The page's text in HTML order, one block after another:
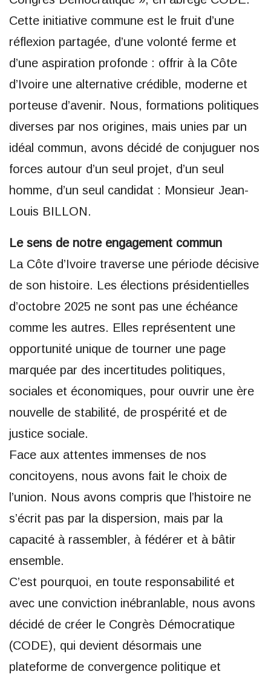
Cette initiative commune est le fruit d’une
réflexion partagée, d’une volonté ferme et
d’une aspiration profonde : offrir à la Côte
d’Ivoire une alternative crédible, moderne et
porteuse d’avenir. Nous, formations politiques
diverses par nos origines, mais unies par un
idéal commun, avons décidé de conjuguer nos
forces autour d’un seul projet, d’un seul
homme, d’un seul candidat : Monsieur Jean-
Louis BILLON.
Le sens de notre engagement commun
La Côte d’Ivoire traverse une période décisive
de son histoire. Les élections présidentielles
d’octobre 2025 ne sont pas une échéance
comme les autres. Elles représentent une
opportunité unique de tourner une page
marquée par des incertitudes politiques,
sociales et économiques, pour ouvrir une ère
nouvelle de stabilité, de prospérité et de
justice sociale.
Face aux attentes immenses de nos
concitoyens, nous avons fait le choix de
l’union. Nous avons compris que l’histoire ne
s’écrit pas par la dispersion, mais par la
capacité à rassembler, à fédérer et à bâtir
ensemble.
C’est pourquoi, en toute responsabilité et
avec une conviction inébranlable, nous avons
décidé de créer le Congrès Démocratique
(CODE), qui devient désormais une
plateforme de convergence politique et